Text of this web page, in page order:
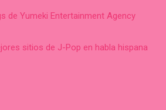
de Yumeki Entertainment Agency
sitios de J-Pop en habla hispana